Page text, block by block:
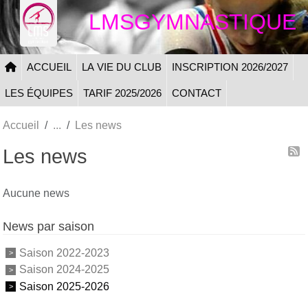
LMSGYMNASTIQUE
ACCUEIL LA VIE DU CLUB INSCRIPTION 2026/2027
LES ÉQUIPES TARIF 2025/2026 CONTACT
Accueil Les news
Les news
Aucune news
News par saison
Saison 2022-2023
Saison 2024-2025
Saison 2025-2026
Panneau de gestion des cookies